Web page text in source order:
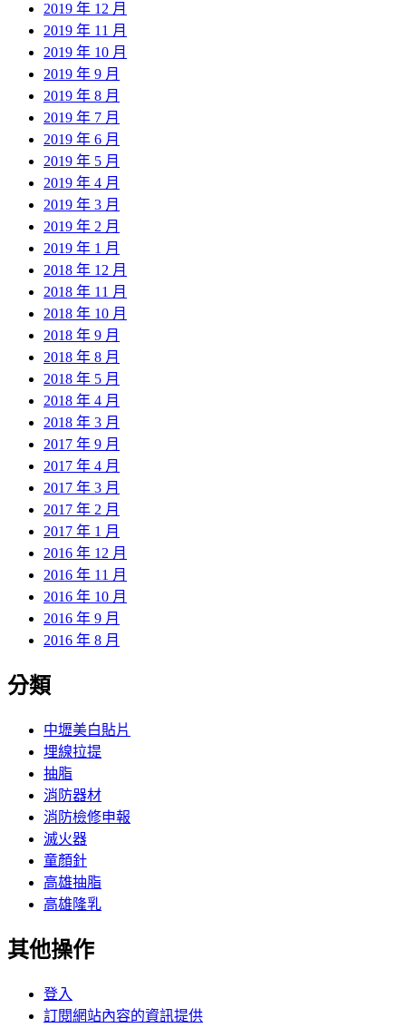
2019 年 12 月
2019 年 11 月
2019 年 10 月
2019 年 9 月
2019 年 8 月
2019 年 7 月
2019 年 6 月
2019 年 5 月
2019 年 4 月
2019 年 3 月
2019 年 2 月
2019 年 1 月
2018 年 12 月
2018 年 11 月
2018 年 10 月
2018 年 9 月
2018 年 8 月
2018 年 5 月
2018 年 4 月
2018 年 3 月
2017 年 9 月
2017 年 4 月
2017 年 3 月
2017 年 2 月
2017 年 1 月
2016 年 12 月
2016 年 11 月
2016 年 10 月
2016 年 9 月
2016 年 8 月
分類
中壢美白貼片
埋線拉提
抽脂
消防器材
消防檢修申報
滅火器
童顏針
高雄抽脂
高雄隆乳
其他操作
登入
訂閱網站內容的資訊提供